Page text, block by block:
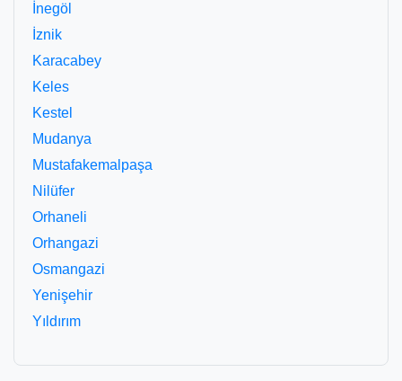
İnegöl
İznik
Karacabey
Keles
Kestel
Mudanya
Mustafakemalpaşa
Nilüfer
Orhaneli
Orhangazi
Osmangazi
Yenişehir
Yıldırım